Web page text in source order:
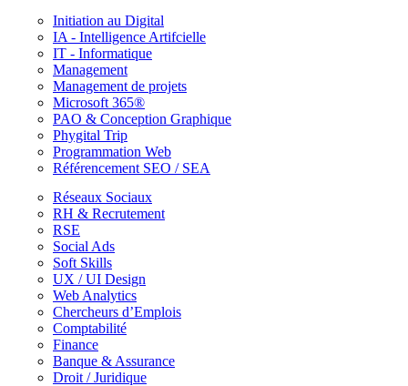
Initiation au Digital
IA - Intelligence Artifcielle
IT - Informatique
Management
Management de projets
Microsoft 365®
PAO & Conception Graphique
Phygital Trip
Programmation Web
Référencement SEO / SEA
Réseaux Sociaux
RH & Recrutement
RSE
Social Ads
Soft Skills
UX / UI Design
Web Analytics
Chercheurs d’Emplois
Comptabilité
Finance
Banque & Assurance
Droit / Juridique